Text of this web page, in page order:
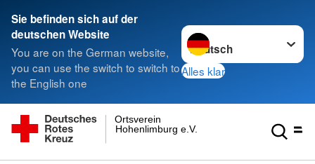
Sie befinden sich auf der
deutschen Website
You are on the German website,
you can use the switch to switch to
the English one
Sprache wechseln zu
Alles klar
Hohenlimburg e.V.
Ortsverein